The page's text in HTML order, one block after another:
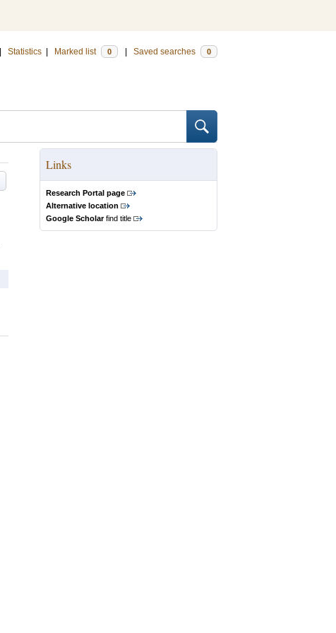
Statistics Marked list 0 Saved searches 0
Links
Research Portal page
Alternative location
Google Scholarfind title